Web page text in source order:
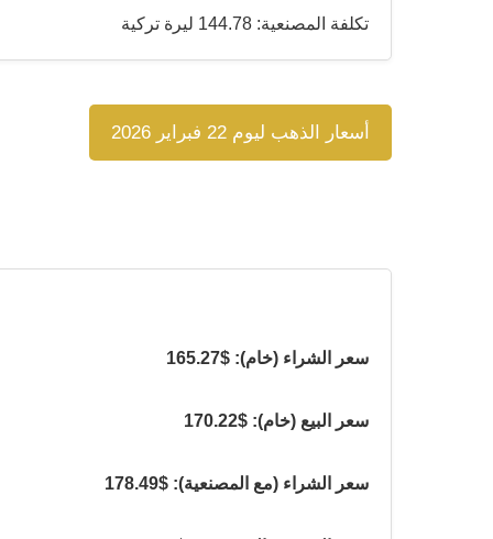
تكلفة المصنعية: 144.78 ليرة تركية
أسعار الذهب ليوم 22 فبراير 2026
سعر الشراء (خام): $165.27
سعر البيع (خام): $170.22
سعر الشراء (مع المصنعية): $178.49